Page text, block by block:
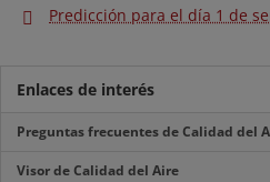
Predicción para el día 1 de
Enlaces de interés
Preguntas frecuentes de Calidad del
Visor de Calidad del Aire